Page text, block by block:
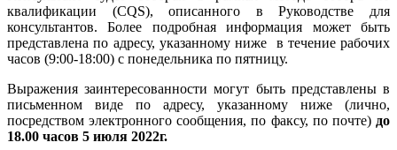
квалификации (CQS), описанного в Руководстве для
консультантов. Более подробная информация может быть
представлена по адресу, указанному ниже в течение рабочих
часов (9:00-18:00) с понедельника по пятницу.
Выражения заинтересованности могут быть представлены в
письменном виде по адресу, указанному ниже (лично,
посредством электронного сообщения, по факсу, по почте) до
18.00 часов 5 июля 2022г.